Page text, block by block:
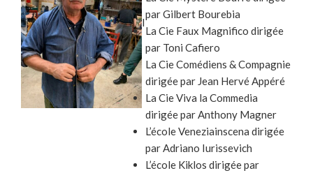
I
par Gilbert Bourebia
La Cie Faux Magnifico dirigée
par Toni Cafiero
La Cie Comédiens & Compagnie
dirigée par Jean Hervé Appéré
La Cie Viva la Commedia
dirigée par Anthony Magner
L’école Veneziainscena dirigée
par Adriano Iurissevich
L’école Kiklos dirigée par